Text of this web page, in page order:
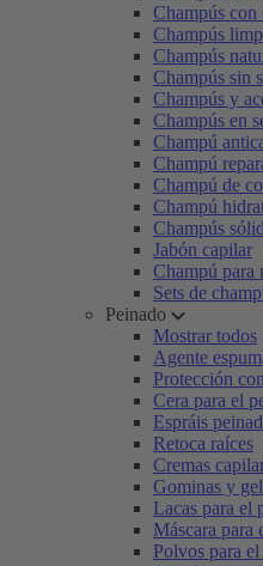
Champús con
Champús
Champús
Champús sin
Champús y
Champús en
Champú
Champú
Champú de
Champú
Champús
Jabón capilar
Champú para
Sets de
Peinado
Mostrar todos
Agente
Protección
Cera para el
Espráis
Retoca raíces
Cremas
Gominas y
Lacas para el
Máscara para
Polvos para